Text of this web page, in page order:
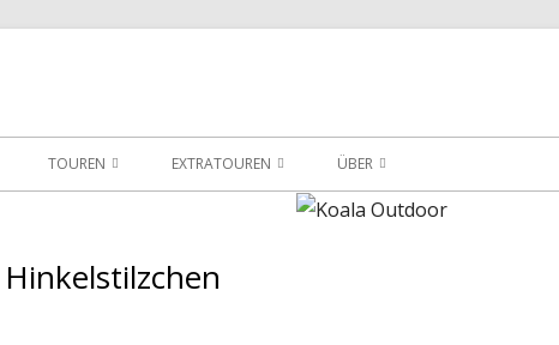
TOUREN
PACKLISTE FÜR DEN GR221
ROTHAARSTEIG
EXTRATOUREN ÜBER
ÜBER